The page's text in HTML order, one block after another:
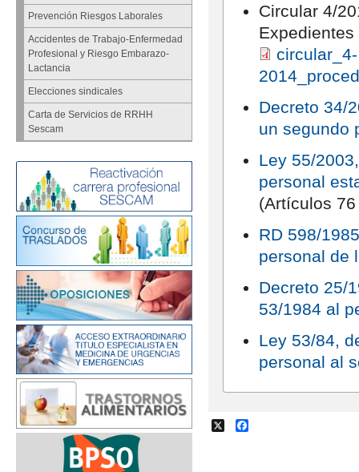
Prevención Riesgos Laborales
Accidentes de Trabajo-Enfermedad
Profesional y Riesgo Embarazo-
Lactancia
Elecciones sindicales
Carta de Servicios de RRHH
Sescam
Circular 4/
circular_4-
Decreto 34/
un segundo
Ley 55/
personal
(Artículos
RD 598/
personal de
Decreto 25/
53/1984 al
Ley 53/84,
personal al